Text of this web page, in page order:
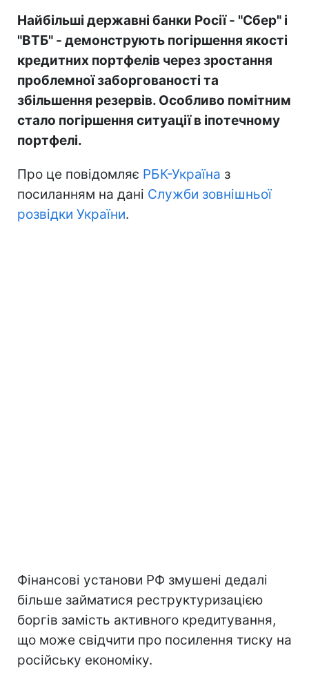
Найбільші державні банки Росії - "Сбер" і
"ВТБ" - демонструють погіршення якості
кредитних портфелів через зростання
проблемної заборгованості та
збільшення резервів. Особливо помітним
стало погіршення ситуації в іпотечному
портфелі.
Про це повідомляє РБК-Україна з
посиланням на дані Служби зовнішньої
розвідки України.
Фінансові установи РФ змушені дедалі
більше займатися реструктуризацією
боргів замість активного кредитування,
що може свідчити про посилення тиску на
російську економіку.